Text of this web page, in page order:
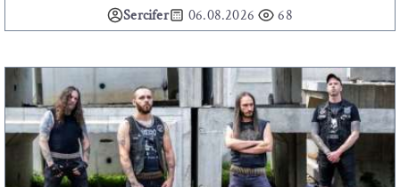
Sercifer 06.08.2026 68